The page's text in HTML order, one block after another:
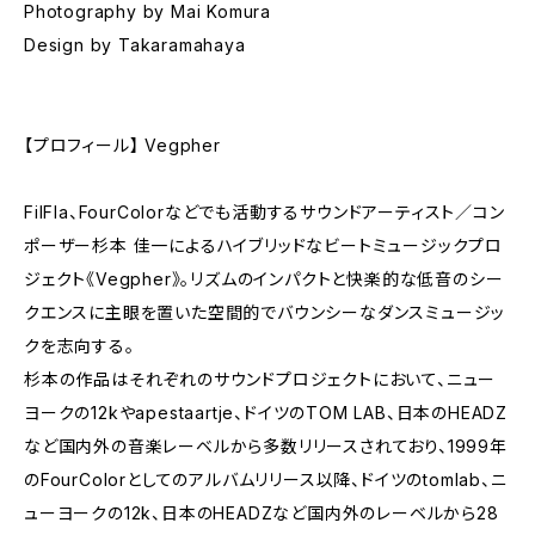
Photography by Mai Komura
Design by Takaramahaya
【プロフィール】 Vegpher
FilFla、FourColorなどでも活動するサウンドアーティスト／コン
ポーザー杉本 佳一によるハイブリッドなビートミュージックプロ
ジェクト《Vegpher》。リズムのインパクトと快楽的な低音のシー
クエンスに主眼を置いた空間的でバウンシーなダンスミュージッ
クを志向する。
杉本の作品はそれぞれのサウンドプロジェクトにおいて、ニュー
ヨークの12kやapestaartje、ドイツのTOM LAB、日本のHEADZ
など国内外の音楽レーベルから多数リリースされており、1999年
のFourColorとしてのアルバムリリース以降、ドイツのtomlab、ニ
ューヨークの12k、日本のHEADZなど国内外のレーベルから28